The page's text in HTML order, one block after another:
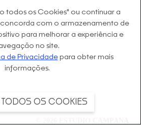
todos os Cookies" ou continuar a
com o armazenamento de
para melhorar a experiência e
no site.
de Privacidadepara obter mais
informações.
TODOS OS COOKIES